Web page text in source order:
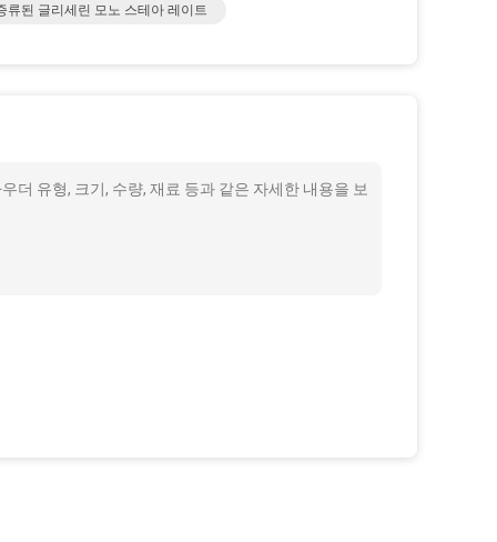
류된 글리세린 모노 스테아 레이트
더 유형, 크기, 수량, 재료 등과 같은 자세한 내용을 보